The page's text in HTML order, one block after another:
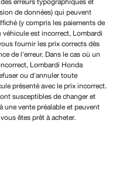
erreurs typographiques et
de données) qui peuvent
(y compris les paiements de
est incorrect, Lombardi
fournir les prix corrects dès
de l'erreur. Dans le cas où un
Lombardi Honda
ou d'annuler toute
présenté avec le prix incorrect.
susceptibles de changer et
une vente préalable et peuvent
êtes prêt à acheter.